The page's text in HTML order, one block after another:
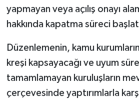
yapmayan veya açılış onayı
hakkında kapatma süreci
Düzenlemenin, kamu
kreşi kapsayacağı ve uyum
tamamlamayan kuruluşların
çerçevesinde yaptırımlarla